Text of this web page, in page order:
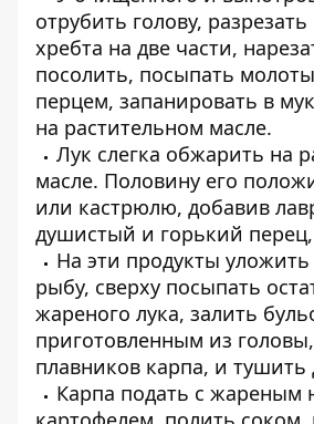
отрубить голову,
хребта на две части,
посолить, посыпать
перцем, запанировать в
на растительном масле.
Лук слегка обжарить на
масле. Половину его
или кастрюлю, добавив
душистый и горький перец,
На эти продукты
рыбу, сверху посыпать
жареного лука, залить
приготовленным из
плавников карпа, и тушить
Карпа подать с жареным